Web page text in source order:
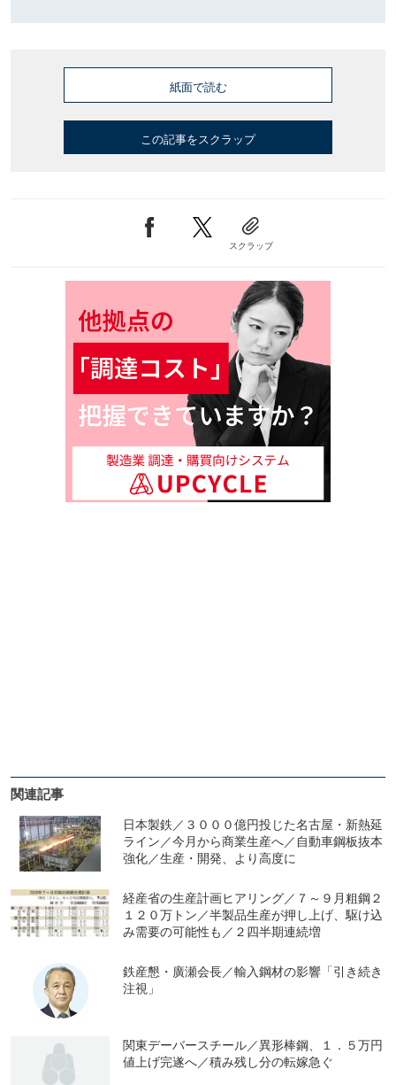
紙面で読む
この記事をスクラップ
スクラップ
関連記事
日本製鉄／３０００億円投じた名古屋・新熱延
ライン／今月から商業生産へ／自動車鋼板抜本
強化／生産・開発、より高度に
経産省の生産計画ヒアリング／７～９月粗鋼２
１２０万トン／半製品生産が押し上げ、駆け込
み需要の可能性も／２四半期連続増
鉄産懇・廣瀬会長／輸入鋼材の影響「引き続き
注視」
関東デーバースチール／異形棒鋼、１．５万円
値上げ完遂へ／積み残し分の転嫁急ぐ